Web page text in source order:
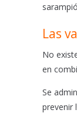
Las
No
en
Se
prevenir